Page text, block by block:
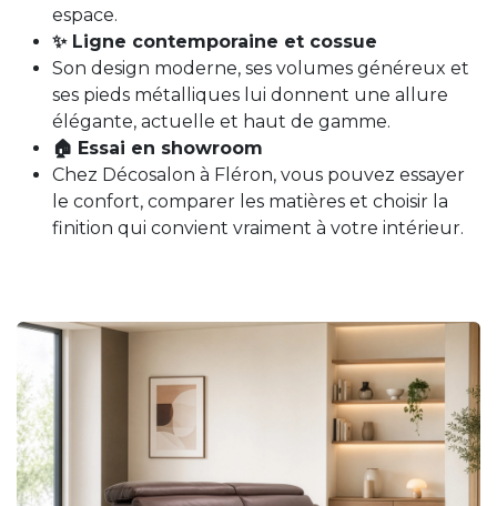
espace.
✨ Ligne contemporaine et cossue
Son design moderne, ses volumes généreux et
ses pieds métalliques lui donnent une allure
élégante, actuelle et haut de gamme.
🏠 Essai en showroom
Chez Décosalon à Fléron, vous pouvez essayer
le confort, comparer les matières et choisir la
finition qui convient vraiment à votre intérieur.